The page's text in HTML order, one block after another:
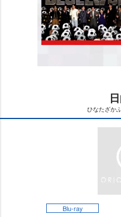
ひなたざか
Blu-ray